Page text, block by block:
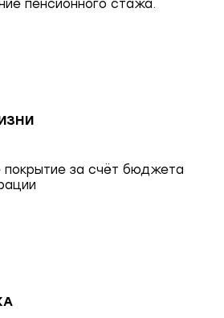
пенсионного стажа.
покрытие за счёт бюджета